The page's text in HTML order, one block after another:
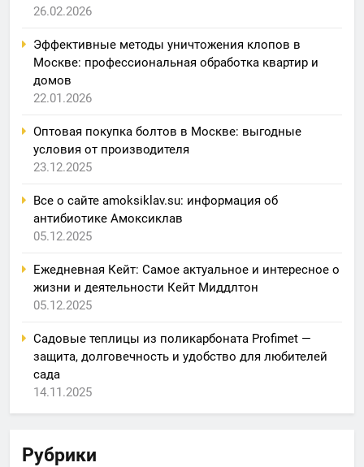
26.02.2026
Эффективные методы уничтожения клопов в
Москве: профессиональная обработка квартир и
домов
22.01.2026
Оптовая покупка болтов в Москве: выгодные
условия от производителя
23.12.2025
Все о сайте amoksiklav.su: информация об
антибиотике Амоксиклав
05.12.2025
Ежедневная Кейт: Самое актуальное и интересное о
жизни и деятельности Кейт Миддлтон
05.12.2025
Садовые теплицы из поликарбоната Profimet —
защита, долговечность и удобство для любителей
сада
14.11.2025
Рубрики